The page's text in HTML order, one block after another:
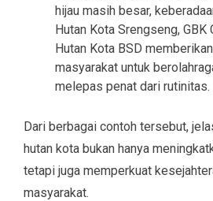
hijau masih besar,
Hutan Kota Srengseng, GBK
Hutan Kota BSD
masyarakat untuk
melepas penat dari rutinitas.
Dari berbagai contoh tersebut,
hutan kota bukan hanya
tetapi juga memperkuat
masyarakat.